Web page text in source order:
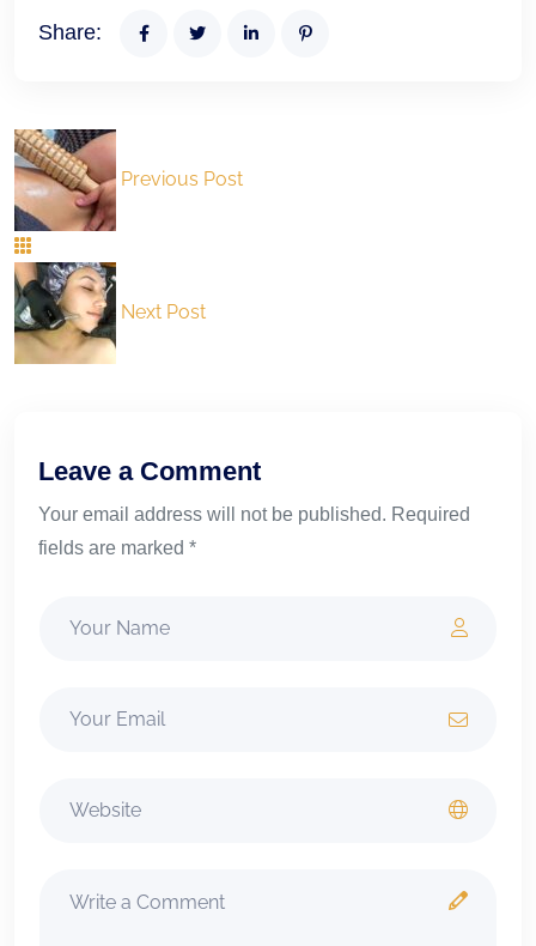
Share:
Previous Post
Next Post
Leave a Comment
Your email address will not be published. Required
fields are marked *